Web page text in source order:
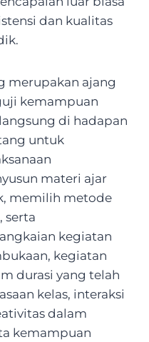
dan kualitas
merupakan ajang
kemampuan
di hadapan
untuk
materi ajar
memilih metode
serta
kegiatan
kegiatan
durasi yang telah
kelas, interaksi
dalam
kemampuan